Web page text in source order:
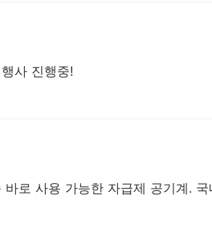
사 진행중!
로 사용 가능한 자급제 공기계. 국